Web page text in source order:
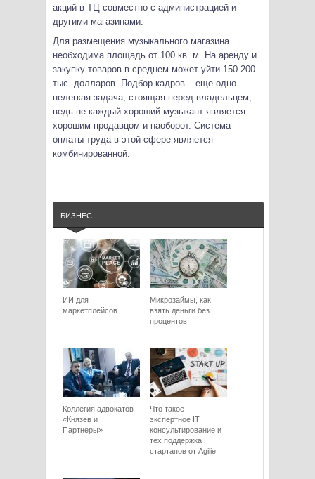
акций в ТЦ совместно с администрацией и
другими магазинами.
Для размещения музыкального магазина
необходима площадь от 100 кв. м. На аренду и
закупку товаров в среднем может уйти 150-200
тыс. долларов. Подбор кадров – еще одно
нелегкая задача, стоящая перед владельцем,
ведь не каждый хороший музыкант является
хорошим продавцом и наоборот. Система
оплаты труда в этой сфере является
комбинированной.
БИЗНЕС
ИИ для
маркетплейсов
Микрозаймы, как
взять деньги без
процентов
Коллегия адвокатов
«Князев и
Партнеры»
Что такое
экспертное IT
консультирование и
тех поддержка
стартапов от Agilie